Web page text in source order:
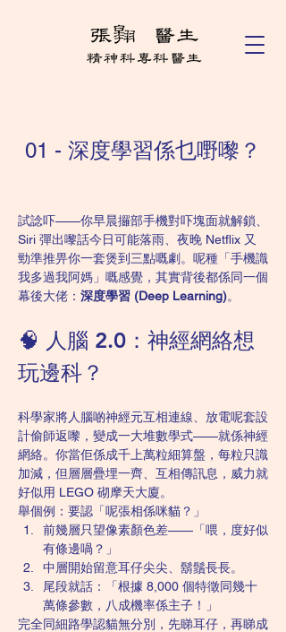
01 - 深度學習係乜嘢嚟？
試諗吓——你早晨攞部手機對吓塊面就解鎖、
Siri 彈出嚟話今日可能落雨、夜晚 Netflix 又
勁準推畀你一套煲到三點嘅劇。呢種「手機識
我多過我阿媽」嘅感覺，其實背後都係同一個
幕後大佬： 深度學習 (Deep Learning)。
🧠 人腦 2.0：神經網絡想
玩邊科？
科學家將人腦啲神經元互相連線、放電呢套設
計偷師返嚟，變成一大堆數學式——就係神經
網絡。你當佢係成千上萬粒細算盤，每粒只識
加減，但層層疊埋一齊、互相傳訊息，威力就
好似用 LEGO 砌摩天大廈。
舉個例：要認「呢張相係咪貓？」
前幾層只望像素顏色差——「喂，度好似
有條邊喎？」
中層開始留意耳仔尖尖、鬍鬚長長。
尾段就話：「根據 8,000 個特徵同幾十
萬條參數，八成機率係主子！」
完全同細路學認貓無分別，先睇耳仔，再睇成